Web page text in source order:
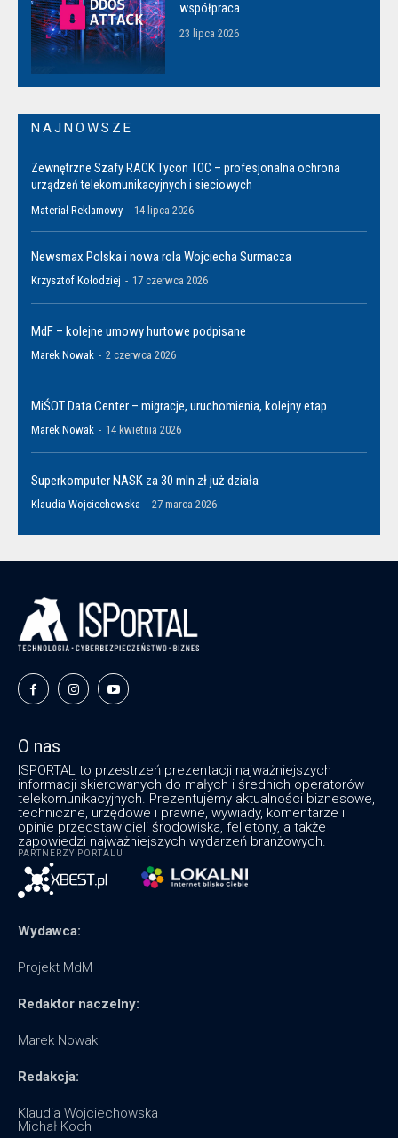
współpraca
23 lipca 2026
NAJNOWSZE
Zewnętrzne Szafy RACK Tycon TOC – profesjonalna ochrona
urządzeń telekomunikacyjnych i sieciowych
Materiał Reklamowy - 14 lipca 2026
Newsmax Polska i nowa rola Wojciecha Surmacza
Krzysztof Kołodziej - 17 czerwca 2026
MdF – kolejne umowy hurtowe podpisane
Marek Nowak - 2 czerwca 2026
MiŚOT Data Center – migracje, uruchomienia, kolejny etap
Marek Nowak - 14 kwietnia 2026
Superkomputer NASK za 30 mln zł już działa
Klaudia Wojciechowska - 27 marca 2026
O nas
ISPORTAL to przestrzeń prezentacji najważniejszych
informacji skierowanych do małych i średnich operatorów
telekomunikacyjnych. Prezentujemy aktualności biznesowe,
techniczne, urzędowe i prawne, wywiady, komentarze i
opinie przedstawicieli środowiska, felietony, a także
zapowiedzi najważniejszych wydarzeń branżowych.
PARTNERZY PORTALU
Wydawca:
Projekt MdM
Redaktor naczelny:
Marek Nowak
Redakcja:
Klaudia Wojciechowska
Michał Koch